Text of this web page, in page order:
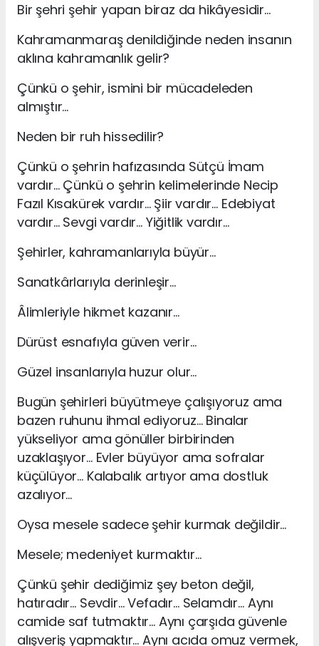
Bir şehri şehir yapan biraz da hikâyesidir…
Kahramanmaraş denildiğinde neden insanın
aklına kahramanlık gelir?
Çünkü o şehir, ismini bir mücadeleden
almıştır…
Neden bir ruh hissedilir?
Çünkü o şehrin hafızasında Sütçü İmam
vardır… Çünkü o şehrin kelimelerinde Necip
Fazıl Kısakürek vardır… Şiir vardır… Edebiyat
vardır… Sevgi vardır… Yiğitlik vardır…
Şehirler, kahramanlarıyla büyür…
Sanatkârlarıyla derinleşir…
Âlimleriyle hikmet kazanır…
Dürüst esnafıyla güven verir…
Güzel insanlarıyla huzur olur…
Bugün şehirleri büyütmeye çalışıyoruz ama
bazen ruhunu ihmal ediyoruz… Binalar
yükseliyor ama gönüller birbirinden
uzaklaşıyor… Evler büyüyor ama sofralar
küçülüyor… Kalabalık artıyor ama dostluk
azalıyor…
Oysa mesele sadece şehir kurmak değildir…
Mesele; medeniyet kurmaktır…
Çünkü şehir dediğimiz şey beton değil,
hatıradır… Sevdir… Vefadır… Selamdır… Aynı
camide saf tutmaktır… Aynı çarşıda güvenle
alışveriş yapmaktır… Aynı acıda omuz vermek,